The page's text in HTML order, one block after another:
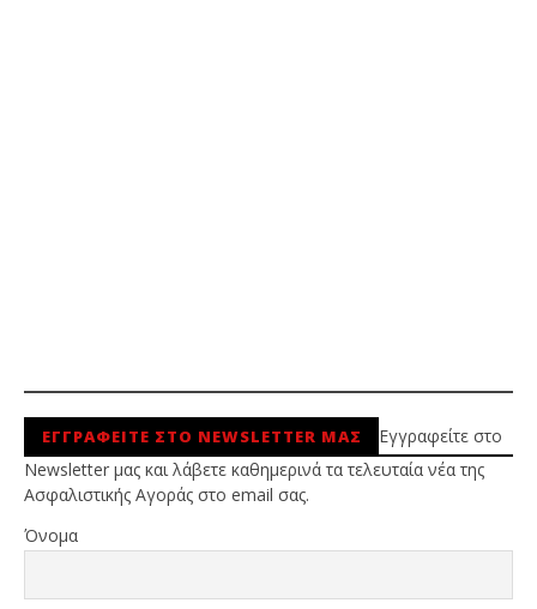
ΕΓΓΡΑΦΕΙΤΕ ΣΤΟ NEWSLETTER ΜΑΣ
Εγγραφείτε στο
Newsletter μας και λάβετε καθημερινά τα τελευταία νέα της
Ασφαλιστικής Αγοράς στο email σας.
Όνομα